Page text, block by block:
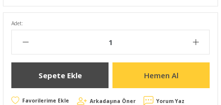
Adet:
Sepete Ekle Hemen Al
Arkadaşına Öner Yorum Yaz